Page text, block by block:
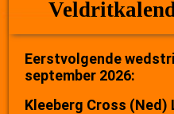
Eerstvolgende
september 2026:
Kleeberg Cross (Ned)